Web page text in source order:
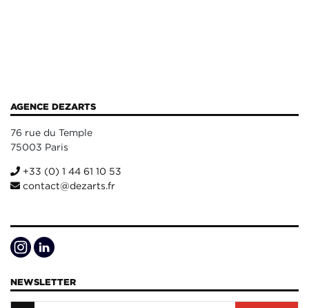
AGENCE DEZARTS
76 rue du Temple
75003 Paris
+33 (0) 1 44 61 10 53
contact@dezarts.fr
NEWSLETTER